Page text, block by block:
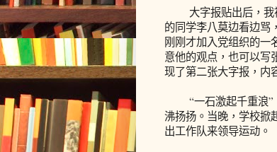
大字报贴出后，我被
的同学李八莫边看边骂
刚刚才加入党组织的一
意他的观点，也可以写
现了第二张大字报，内
“一石激起千重浪”
沸扬扬。当晚，学校掀
出工作队来领导运动。